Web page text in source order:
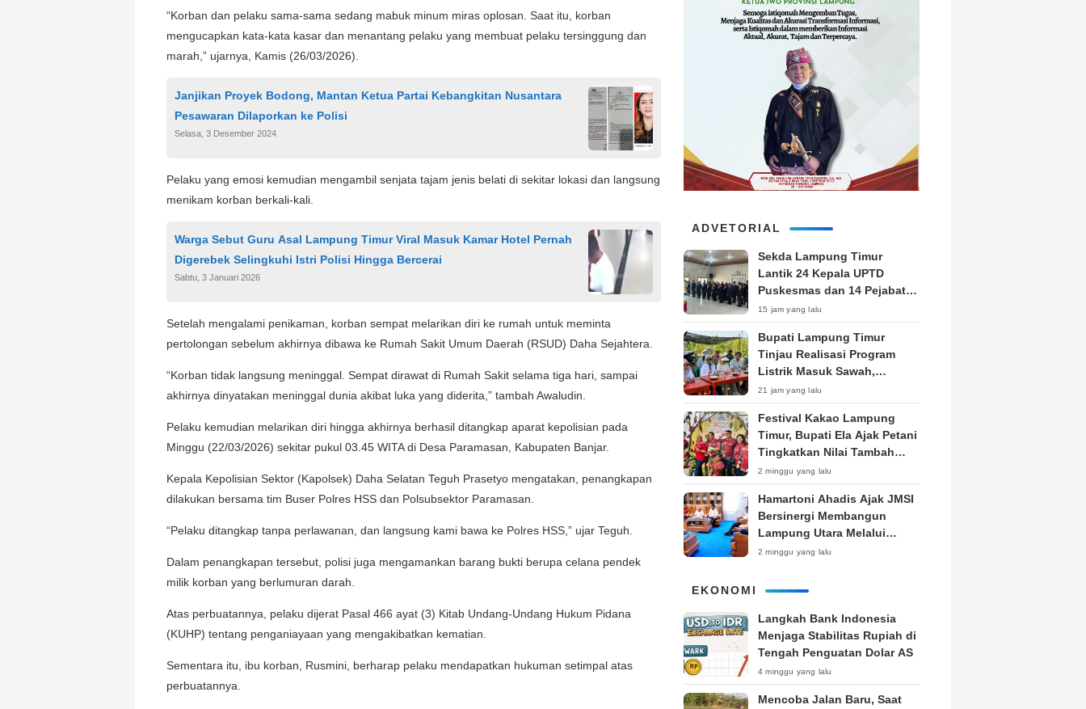
“Korban dan pelaku sama-sama sedang mabuk minum miras oplosan. Saat itu, korban
mengucapkan kata-kata kasar dan menantang pelaku yang membuat pelaku tersinggung dan
marah,” ujarnya, Kamis (26/03/2026).
Janjikan Proyek Bodong, Mantan Ketua Partai Kebangkitan Nusantara
Pesawaran Dilaporkan ke Polisi
Selasa, 3 Desember 2024
Pelaku yang emosi kemudian mengambil senjata tajam jenis belati di sekitar lokasi dan langsung
menikam korban berkali-kali.
Warga Sebut Guru Asal Lampung Timur Viral Masuk Kamar Hotel Pernah
Digerebek Selingkuhi Istri Polisi Hingga Bercerai
Sabtu, 3 Januari 2026
Setelah mengalami penikaman, korban sempat melarikan diri ke rumah untuk meminta
pertolongan sebelum akhirnya dibawa ke Rumah Sakit Umum Daerah (RSUD) Daha Sejahtera.
“Korban tidak langsung meninggal. Sempat dirawat di Rumah Sakit selama tiga hari, sampai
akhirnya dinyatakan meninggal dunia akibat luka yang diderita,” tambah Awaludin.
Pelaku kemudian melarikan diri hingga akhirnya berhasil ditangkap aparat kepolisian pada
Minggu (22/03/2026) sekitar pukul 03.45 WITA di Desa Paramasan, Kabupaten Banjar.
Kepala Kepolisian Sektor (Kapolsek) Daha Selatan Teguh Prasetyo mengatakan, penangkapan
dilakukan bersama tim Buser Polres HSS dan Polsubsektor Paramasan.
“Pelaku ditangkap tanpa perlawanan, dan langsung kami bawa ke Polres HSS,” ujar Teguh.
Dalam penangkapan tersebut, polisi juga mengamankan barang bukti berupa celana pendek
milik korban yang berlumuran darah.
Atas perbuatannya, pelaku dijerat Pasal 466 ayat (3) Kitab Undang-Undang Hukum Pidana
(KUHP) tentang penganiayaan yang mengakibatkan kematian.
Sementara itu, ibu korban, Rusmini, berharap pelaku mendapatkan hukuman setimpal atas
perbuatannya.
ADVETORIAL
‎Sekda Lampung Timur
Lantik 24 Kepala UPTD
Puskesmas dan 14 Pejabat
Fungsional, Dorong Inovasi
dan Pelayanan Prima
15 jam yang lalu
Bupati Lampung Timur
Tinjau Realisasi Program
Listrik Masuk Sawah,
Siapkan Subsidi KWH untuk
Petani
21 jam yang lalu
‎Festival Kakao Lampung
Timur, Bupati Ela Ajak Petani
Tingkatkan Nilai Tambah
Produk
2 minggu yang lalu
Hamartoni Ahadis Ajak JMSI
Bersinergi Membangun
Lampung Utara Melalui
Pemberitaan
2 minggu yang lalu
EKONOMI
Langkah Bank Indonesia
Menjaga Stabilitas Rupiah di
Tengah Penguatan Dolar AS
4 minggu yang lalu
Mencoba Jalan Baru, Saat